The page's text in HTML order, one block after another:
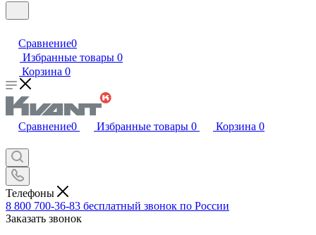
Сравнение0
Избранные товары 0
Корзина 0
Сравнение0 Избранные товары 0 Корзина 0
Телефоны
8 800 700-36-83 бесплатный звонок по России
Заказать звонок